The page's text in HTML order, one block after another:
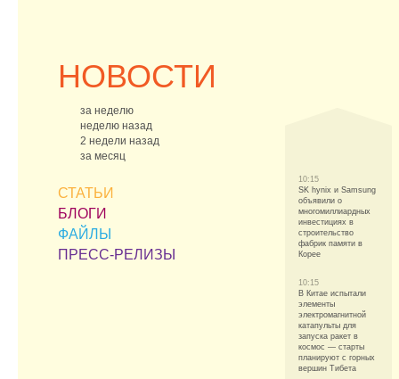
НОВОСТИ
за неделю
неделю назад
2 недели назад
за месяц
СТАТЬИ
БЛОГИ
ФАЙЛЫ
ПРЕСС-РЕЛИЗЫ
10:15
SK hynix и Samsung
объявили о
многомиллиардных
инвестициях в
строительство
фабрик памяти в
Корее
10:15
В Китае испытали
элементы
электромагнитной
катапульты для
запуска ракет в
космос — старты
планируют с горных
вершин Тибета